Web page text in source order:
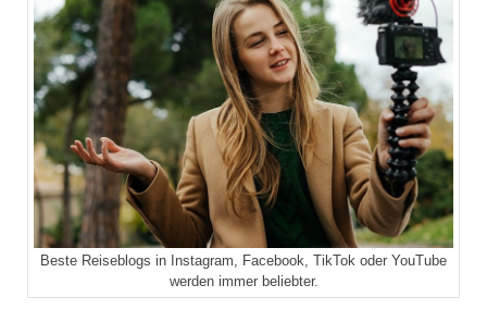
Beste Reiseblogs in Instagram, Facebook, TikTok oder YouTube
werden immer beliebter.